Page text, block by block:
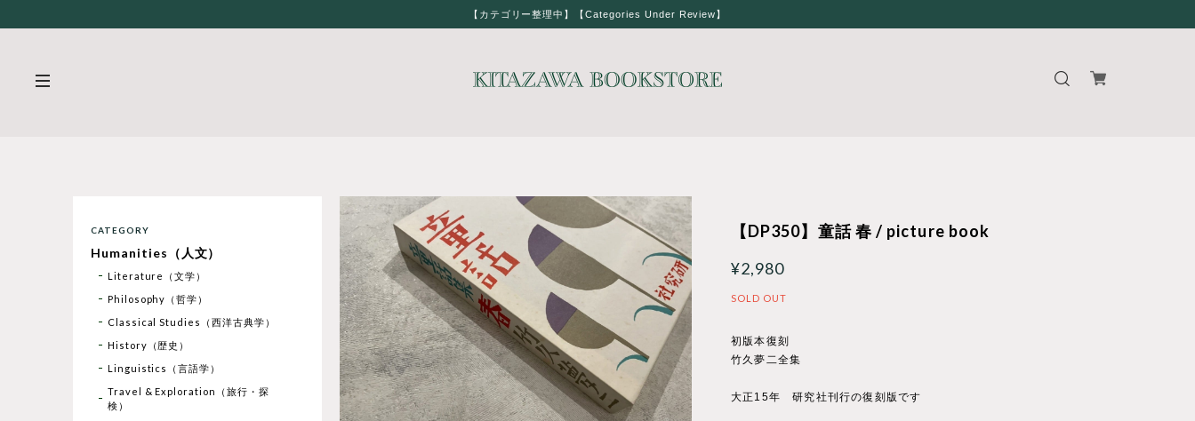
【カテゴリー整理中】【Categories Under Review】
【DP350】童話 春 / picture book
¥2,980
SOLD OUT
初版本復刻
竹久夢二全集
大正15年 研究社刊行の復刻版です
CATEGORY
Humanities（人文）
Literature（文学）
Philosophy（哲学）
Classical Studies（西洋古典学）
History（歴史）
Linguistics（言語学）
Travel & Exploration（旅行・探
検）